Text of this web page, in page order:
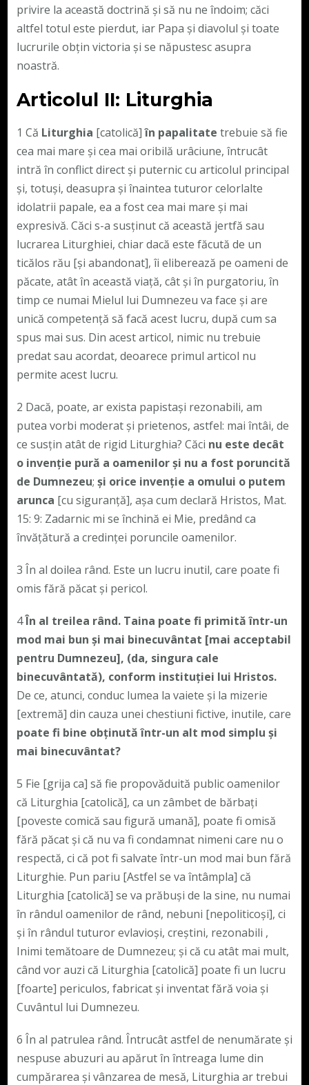
privire la această doctrină și să nu ne îndoim; căci
altfel totul este pierdut, iar Papa și diavolul și toate
lucrurile obțin victoria și se năpustesc asupra
noastră.
Articolul II: Liturghia
1 Că Liturghia [catolică]în papalitate trebuie să fie
cea mai mare și cea mai oribilă urâciune, întrucât
intră în conflict direct și puternic cu articolul principal
și, totuși, deasupra și înaintea tuturor celorlalte
idolatrii papale, ea a fost cea mai mare și mai
expresivă. Căci s-a susținut că această jertfă sau
lucrarea Liturghiei, chiar dacă este făcută de un
ticălos rău [și abandonat], îi eliberează pe oameni de
păcate, atât în ​​această viață, cât și în purgatoriu, în
timp ce numai Mielul lui Dumnezeu va face și are
unică competență să facă acest lucru, după cum sa
spus mai sus. Din acest articol, nimic nu trebuie
predat sau acordat, deoarece primul articol nu
permite acest lucru.
2 Dacă, poate, ar exista papistași rezonabili, am
putea vorbi moderat și prietenos, astfel: mai întâi, de
ce susțin atât de rigid Liturghia? Căci nu este decât
o invenție pură a oamenilor și nu a fost poruncită
de Dumnezeu; și orice invenție a omului o putem
arunca [cu siguranță], așa cum declară Hristos, Mat.
15: 9: Zadarnic mi se închină ei Mie, predând ca
învățătură a credinței poruncile oamenilor.
3 În al doilea rând. Este un lucru inutil, care poate fi
omis fără păcat și pericol.
4În al treilea rând. Taina poate fi primită într-un
mod mai bun și mai binecuvântat [mai acceptabil
pentru Dumnezeu], (da, singura cale
binecuvântată), conform instituției lui Hristos.
De ce, atunci, conduc lumea la vaiete și la mizerie
[extremă] din cauza unei chestiuni fictive, inutile, care
poate fi bine obținută într-un alt mod simplu și
mai binecuvântat?
5 Fie [grija ca] să fie propovăduită public oamenilor
că Liturghia [catolică], ca un zâmbet de bărbați
[poveste comică sau figură umană], poate fi omisă
fără păcat și că nu va fi condamnat nimeni care nu o
respectă, ci că pot fi salvate într-un mod mai bun fără
Liturghie. Pun pariu [Astfel se va întâmpla] că
Liturghia [catolică] se va prăbuși de la sine, nu numai
în rândul oamenilor de rând, nebuni [nepoliticoși], ci
și în rândul tuturor evlavioși, creștini, rezonabili ,
Inimi temătoare de Dumnezeu; și că cu atât mai mult,
când vor auzi că Liturghia [catolică] poate fi un lucru
[foarte] periculos, fabricat și inventat fără voia și
Cuvântul lui Dumnezeu.
6 În al patrulea rând. Întrucât astfel de nenumărate și
nespuse abuzuri au apărut în întreaga lume din
cumpărarea și vânzarea de mesă, Liturghia ar trebui